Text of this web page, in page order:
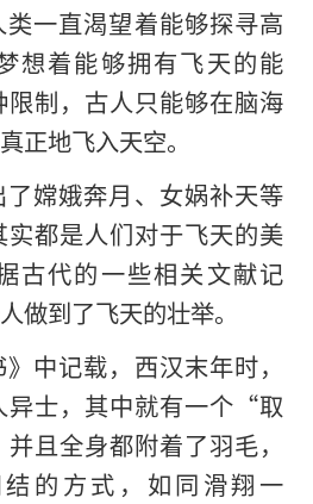
一直渴望着能够探寻高
想着能够拥有飞天的能
制，古人只能够在脑海
正地飞入天空。
嫦娥奔月、女娲补天等
都是人们对于飞天的美
古代的一些相关文献记
做到了飞天的壮举。
中记载，西汉末年时，
异士，其中就有一个“取
且全身都附着了羽毛，
的方式，如同滑翔一